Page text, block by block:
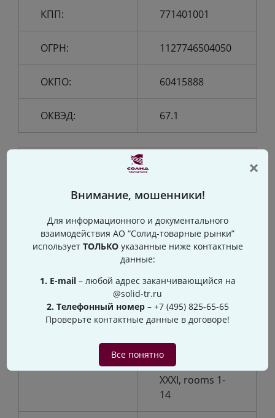
КПП: 771401001
ОГРН: 1127746504050
ОКПО: 60415888
ОКВЭД: 67.1
of the Company
Markets» Joint
Abbreviated
«Solid –
Russia, 125284,
Moscow,
Shosse, 32a,
floor 7, office
XXXI, rooms 1-
14
×
Внимание, мошенники!
Для информационного и документального
взаимодействия АО “Солид-товарные рынки”
использует ТОЛЬКОуказанные ниже контактные
данные:
1. Е-mail – любой адрес заканчивающийся на
@solid-tr.ru
2. Телефонный номер– +7 (495) 825-65-65
Проверьте контактные данные в договоре!
Все понятно